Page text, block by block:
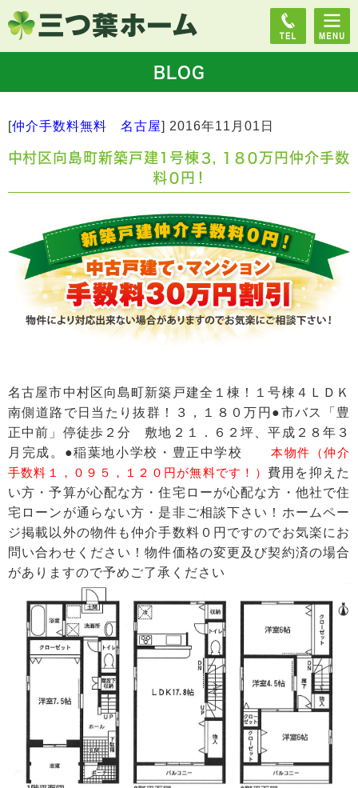
BLOG
[仲介手数料無料 名古屋] 2016年11月01日
中村区向島町新築戸建1号棟３，１８０万円仲介手数
料０円！
名古屋市中村区向島町新築戸建全１棟！１号棟４ＬＤＫ
南側道路で日当たり抜群！３，１８０万円●市バス「豊
正中前」停徒歩２分 敷地２１．６２坪、平成２８年３
月完成。●稲葉地小学校・豊正中学校 本物件（仲介
手数料１，０９５，１２０円が無料です！） 費用を抑えた
い方・予算が心配な方・住宅ローが心配な方・他社で住
宅ローンが通らない方・是非ご相談下さい！ホームペー
ジ掲載以外の物件も仲介手数料０円ですのでお気楽にお
問い合わせください！物件価格の変更及び契約済の場合
がありますので予めご了承ください